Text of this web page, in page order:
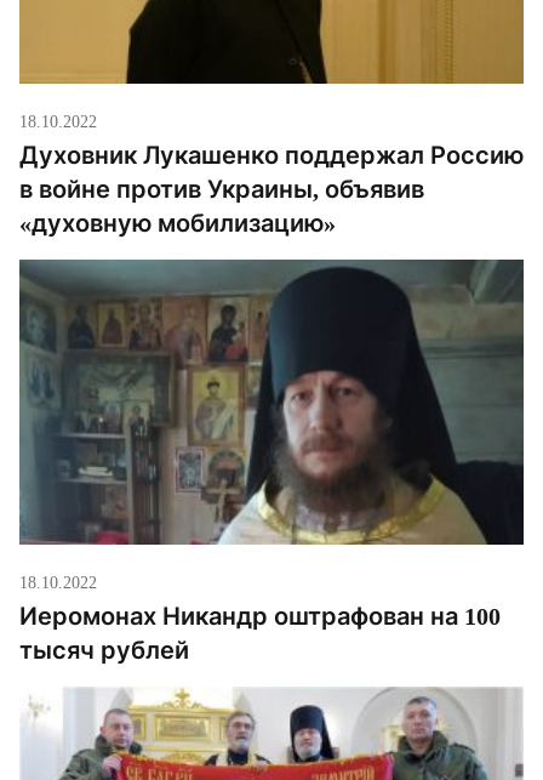
18.10.2022
​​Духовник Лукашенко поддержал Россию
в войне против Украины, объявив
«духовную мобилизацию»
18.10.2022
Иеромонах Никандр оштрафован на 100
тысяч рублей